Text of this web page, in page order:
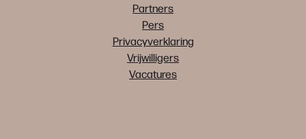
Partners
Pers
Privacyverklaring
Vrijwilligers
Vacatures